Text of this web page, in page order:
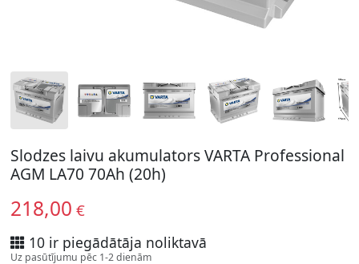
Slodzes laivu akumulators VARTA Professional
AGM LA70 70Ah (20h)
218,00 €
10 ir piegādātāja noliktavā
Uz pasūtījumu pēc 1-2 dienām